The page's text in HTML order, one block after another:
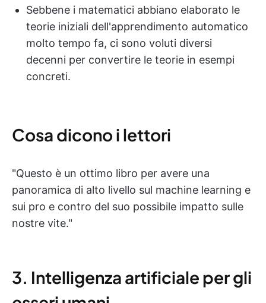
Sebbene i matematici abbiano elaborato le
teorie iniziali dell'apprendimento automatico
molto tempo fa, ci sono voluti diversi
decenni per convertire le teorie in esempi
concreti.
Cosa dicono i lettori
"Questo è un ottimo libro per avere una
panoramica di alto livello sul machine learning e
sui pro e contro del suo possibile impatto sulle
nostre vite."
3. Intelligenza artificiale per gli